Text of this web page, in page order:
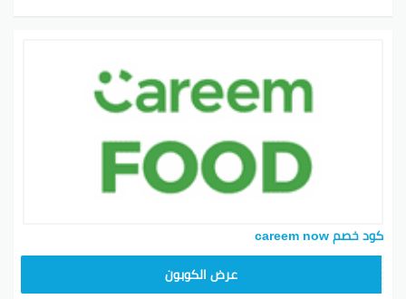
كود خصم careem now
عرض الكوبون